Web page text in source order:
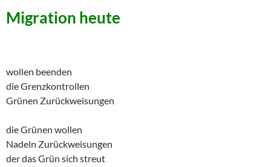
Migration heute
wollen beenden
die Grenzkontrollen
Grünen Zurückweisungen
die Grünen wollen
Nadeln Zurückweisungen
der das Grün sich streut